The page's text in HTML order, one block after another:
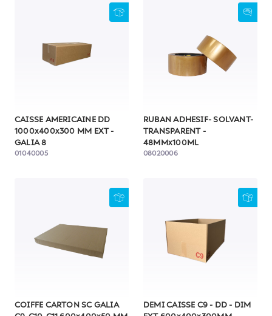
CAISSE AMERICAINE DD
1000x400x300 MM EXT -
GALIA 8
01040005
RUBAN ADHESIF- SOLVANT-
TRANSPARENT -
48MMx100ML
08020006
COIFFE CARTON SC GALIA
DEMI CAISSE C9 - DD - DIM